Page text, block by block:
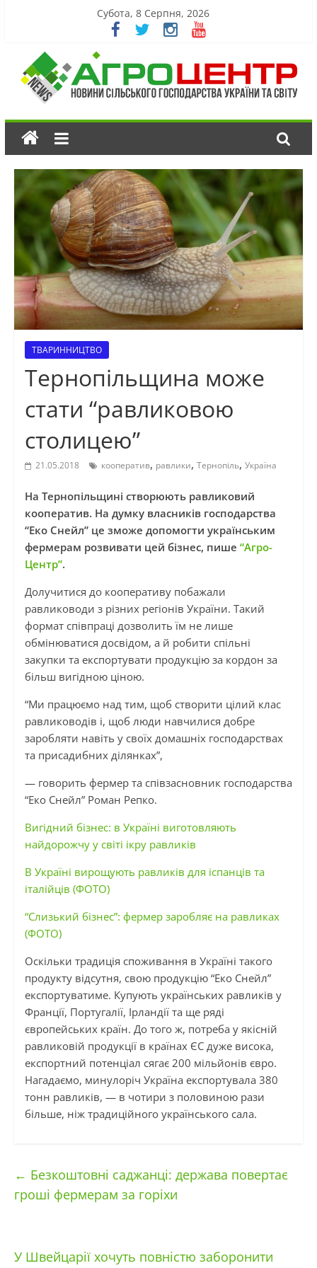
Субота, 8 Серпня, 2026
ТВАРИННИЦТВО
Тернопільщина може
стати “равликовою
столицею”
21.05.2018 кооператив, равлики, Тернопіль, Україна
На Тернопільщині створюють равликовий
кооператив. На думку власників господарства
“Еко Снейл” це зможе допомогти українським
фермерам розвивати цей бізнес, пише “Агро-
Центр”.
Долучитися до кооперативу побажали
равлиководи з різних регіонів України. Такий
формат співпраці дозволить їм не лише
обмінюватися досвідом, а й робити спільні
закупки та експортувати продукцію за кордон за
більш вигідною ціною.
“Ми працюємо над тим, щоб створити цілий клас
равлиководів і, щоб люди навчилися добре
заробляти навіть у своїх домашніх господарствах
та присадибних ділянках”,
— говорить фермер та співзасновник господарства
“Еко Снейл” Роман Репко.
Вигідний бізнес: в Україні виготовляють
найдорожчу у світі ікру равликів
В Україні вирощують равликів для іспанців та
італійців (ФОТО)
“Слизький бізнес”: фермер заробляє на равликах
(ФОТО)
Оскільки традиція споживання в Україні такого
продукту відсутня, свою продукцію “Еко Снейл”
експортуватиме. Купують українських равликів у
Франції, Португалії, Ірландії та ще ряді
європейських країн. До того ж, потреба у якісній
равликовій продукції в країнах ЄС дуже висока,
експортний потенціал сягає 200 мільйонів євро.
Нагадаємо, минулоріч Україна експортувала 380
тонн равликів, — в чотири з половиною рази
більше, ніж традиційного українського сала.
← Безкоштовні саджанці: держава повертає
гроші фермерам за горіхи
У Швейцарії хочуть повністю заборонити